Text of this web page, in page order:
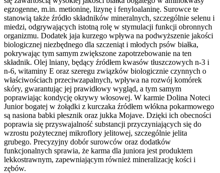
egzogenne, m.in. metioninę, lizynę i fenyloalaninę. Surowce te
stanowią także źródło składników mineralnych, szczególnie selenu i
miedzi, odgrywających istotną rolę w stymulacji funkcji obronnych
organizmu. Dodatek jaja kurzego wpływa na podwyższenie jakości
biologicznej niezbędnego dla szczeniąt i młodych psów białka,
pokrywając tym samym zwiększone zapotrzebowanie na ten
składnik. Olej lniany, będący źródłem kwasów tłuszczowych n-3 i
n-6, witaminy E oraz szeregu związków biologicznie czynnych o
właściwościach przeciwzapalnych, wpływa na rozwój komórek
skóry, gwarantując jej prawidłowy wygląd, a tym samym
poprawiając kondycję okrywy włosowej. W karmie Dolina Noteci
Junior bogatej w żołądki z kurczaka źródłem włókna pokarmowego
są nasiona babki płesznik oraz jukka Mojave. Dzięki ich obecności
poprawia się przyswajalność substancji przyczyniających się do
wzrostu pożytecznej mikroflory jelitowej, szczególnie jelita
grubego. Precyzyjny dobór surowców oraz dodatków
funkcjonalnych sprawia, że karma dla juniora jest produktem
lekkostrawnym, zapewniającym również mineralizację kości i
zębów.